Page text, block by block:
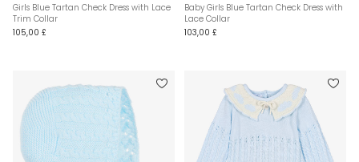
Girls Blue Tartan Check Dress with Lace
Trim Collar
105,00 £
Baby Girls Blue Tartan Check Dress with
Lace Collar
103,00 £